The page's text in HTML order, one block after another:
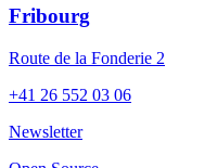
Fribourg
Route de la Fonderie 2
+41 26 552 03 06
Newsletter